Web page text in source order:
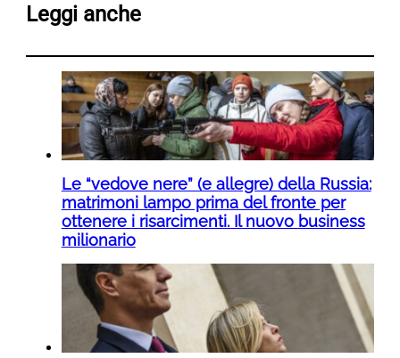
Leggi anche
Le “vedove nere” (e allegre) della Russia:
matrimoni lampo prima del fronte per
ottenere i risarcimenti. Il nuovo business
milionario